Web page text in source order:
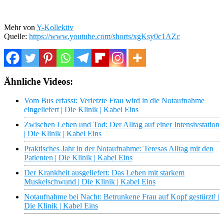
Mehr von Y-Kollektiv
Quelle: https://www.youtube.com/shorts/xgKsy0c1AZc
Ähnliche Videos:
Vom Bus erfasst: Verletzte Frau wird in die Notaufnahme
eingeliefert | Die Klinik | Kabel Eins
Zwischen Leben und Tod: Der Alltag auf einer Intensivstation
| Die Klinik | Kabel Eins
Praktisches Jahr in der Notaufnahme: Teresas Alltag mit den
Patienten | Die Klinik | Kabel Eins
Der Krankheit ausgeliefert: Das Leben mit starkem
Muskelschwund | Die Klinik | Kabel Eins
Notaufnahme bei Nacht: Betrunkene Frau auf Kopf gestürzt! |
Die Klinik | Kabel Eins